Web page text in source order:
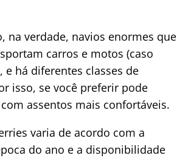
na verdade, navios enormes que
carros e motos (caso
e há diferentes classes de
isso, se você preferir pode
assentos mais confortáveis.
varia de acordo com a
do ano e a disponibilidade